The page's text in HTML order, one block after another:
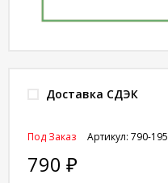
Доставка СДЭК
Артикул: 790-195
Под Заказ
790 ₽